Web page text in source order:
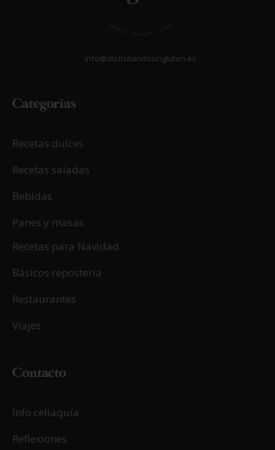
info@disfrutandosingluten.es
Categorías
Recetas dulces
Recetas saladas
Bebidas
Panes y masas
Recetas para Navidad
Básicos repostería
Restaurantes
Viajes
Contacto
Info celiaquía
Reflexiones